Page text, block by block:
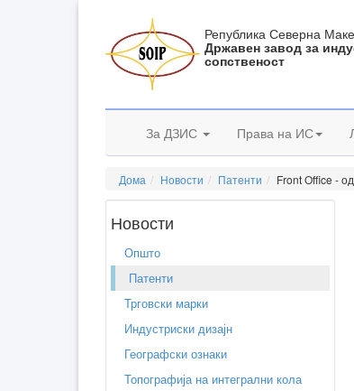
Република Северна
Државен завод за
сопственост
За ДЗИС Права на ИС
Дома Новости Патенти Front Office -
Новости
Општо
Патенти
Трговски марки
Индустриски дизајн
Географски ознаки
Топографија на интегрални кола